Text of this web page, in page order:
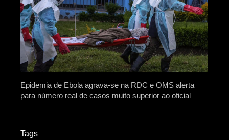
Epidemia de Ebola agrava-se na RDC e OMS alerta
para número real de casos muito superior ao oficial
Tags